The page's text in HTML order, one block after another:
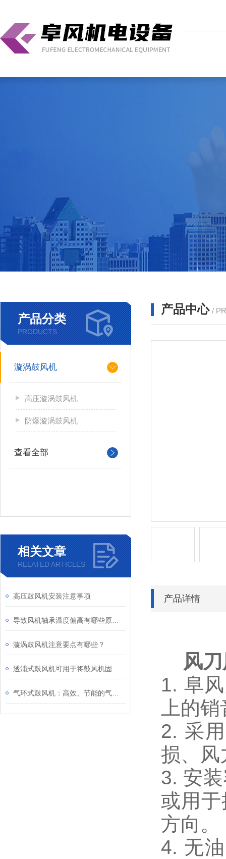
产品分类
PRODUCTS
漩涡鼓风机
高压漩涡鼓风机
防爆漩涡鼓风机
查看全部
相关文章
RELATED ARTICLES
高压鼓风机安装注意事项
漩涡鼓风机注意要点有哪些？
产品中心 /
产品详情
风
1. 阜
上的
2. 采
损、风
3. 安
或用
方向。
4. 无